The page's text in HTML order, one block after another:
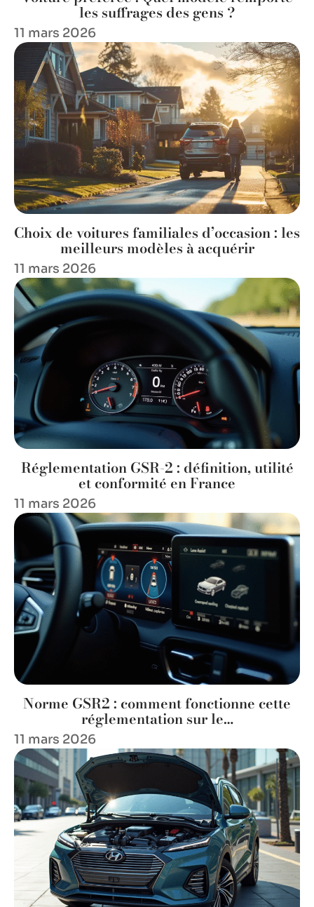
les suffrages des gens ?
11 mars 2026
Choix de voitures familiales d’occasion : les
meilleurs modèles à acquérir
11 mars 2026
Réglementation GSR-2 : définition, utilité
et conformité en France
11 mars 2026
Norme GSR2 : comment fonctionne cette
réglementation sur le…
11 mars 2026